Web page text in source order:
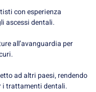
con esperienza
ascessi dentali.
all’avanguardia per
ad altri paesi, rendendo
i trattamenti dentali.